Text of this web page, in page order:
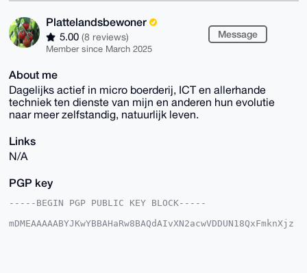
Plattelandsbewoner
5.00 (8 reviews)
Member since March 2025
Message
About me
Dagelijks actief in micro boerderij, ICT en allerhande
techniek ten dienste van mijn en anderen hun evolutie
naar meer zelfstandig, natuurlijk leven.
Links
N/A
PGP key
-----BEGIN PGP PUBLIC KEY BLOCK-----
mDMEAAAAABYJKwYBBAHaRw8BAQdAIvXN2acwVDDUN18QxFmknXjz